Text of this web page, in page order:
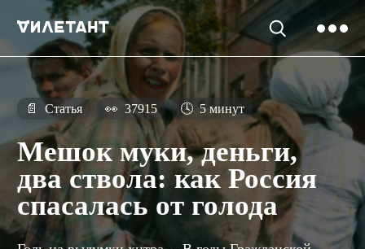
📄 Статья 👀 37915 🕓 5 минут
Мешок муки, деньги,
два ствола: как Россия
спасалась от голода